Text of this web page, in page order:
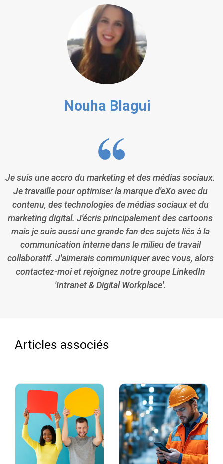
Nouha Blagui
Je suis une accro du marketing et des médias sociaux.
Je travaille pour optimiser la marque d'eXo avec du
contenu, des technologies de médias sociaux et du
marketing digital. J'écris principalement des cartoons
mais je suis aussi une grande fan des sujets liés à la
communication interne dans le milieu de travail
collaboratif. J'aimerais communiquer avec vous, alors
contactez-moi et rejoignez notre groupe LinkedIn
'Intranet & Digital Workplace'.
Articles associés